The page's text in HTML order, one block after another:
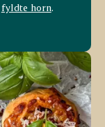
fyldte horn.